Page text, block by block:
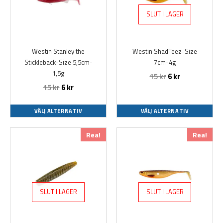
Westin Stanley the
Stickleback-Size 5,5cm-
1,5g
15kr6kr
VÄLJ ALTERNATIV
kan
väljas
på
produktsidan
SLUT I LAGER
Westin ShadTeez-Size
7cm-4g
15kr6kr
VÄLJ ALTERNATIV
varianter.
kan
väljas
på
Rea!
SLUT I LAGER
har
flera
varianter.
Rea!
SLUT I LAGER
flera
varianter.